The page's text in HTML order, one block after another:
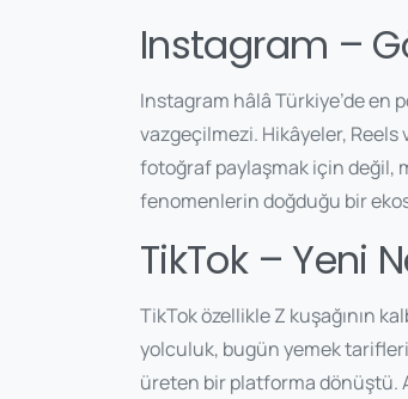
Instagram –
Instagram hâlâ Türkiye’de en
vazgeçilmezi. Hikâyeler,
fotoğraf paylaşmak için değil,
fenomenlerin doğduğu bir
TikTok – Yeni
TikTok özellikle Z kuşağının
yolculuk, bugün yemek
üreten bir platforma dönüştü.